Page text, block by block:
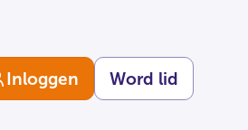
Inloggen Word lid